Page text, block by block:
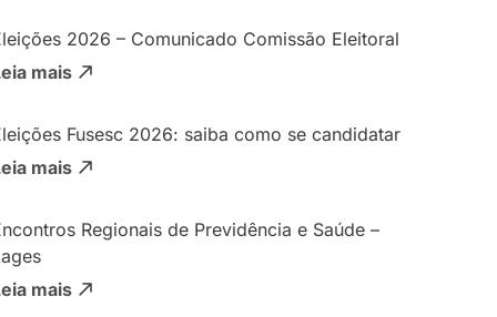
2026 – Comunicado Comissão Eleitoral
mais
Fusesc 2026: saiba como se candidatar
mais
Regionais de Previdência e Saúde –
mais